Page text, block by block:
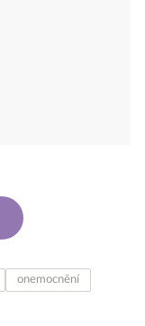
onemocnění